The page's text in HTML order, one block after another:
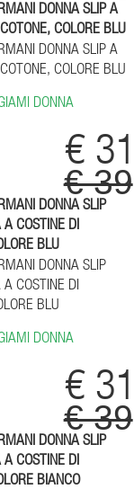
DONNA SLIP A
COLORE BLU
DONNA SLIP A
COLORE BLU
DONNA
€
€ 39
DONNA SLIP
COSTINE DI
BLU
DONNA SLIP
COSTINE DI
BLU
DONNA
€
€ 39
DONNA SLIP
COSTINE DI
BIANCO